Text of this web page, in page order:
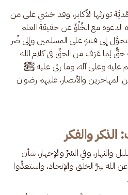
توارثها الأكابر، وقد خشي على من
الدعوة مع الخُلُوِّ عن حقيقة العلم
إلى فتنةٍ على المسلمين وإلى ضُر
لِما عَرَف من الحقِّ في كلام الله
عليه وعلى آله، وما ربّى عليه ﷺ
المهاجرين والأنصار، عليهم رضوان
والفكر
والنهار، وفي السِّرِّ والإجهار، شأن
الله سِرَّ الخلق والإيجاد، واستعدُّوا